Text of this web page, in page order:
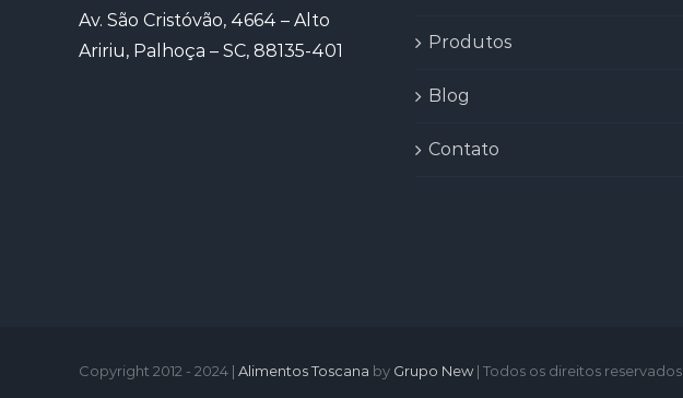
Av. São Cristóvão, 4664 – Alto
Aririu, Palhoça – SC, 88135-401
Produtos
Blog
Contato
Copyright 2012 - 2024 | Alimentos Toscana by Grupo New| Todos os direitos reservados